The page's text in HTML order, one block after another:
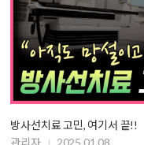
방사선치료 고민, 여기서 끝!!
관리자
2025.01.08